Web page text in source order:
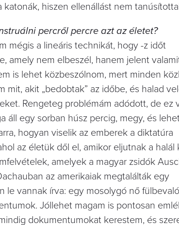
hiszen ellenállást nem
percről percre azt az életet?
mégis a lineáris technikát, hogy -z időt
amely nem elbeszél, hanem jelent
is lehet közbeszólnom, mert minden
mit, akit „bedobtak” az időbe, és halad
Rengeteg problémám adódott, de ez
áll egy sorban húsz percig, megy, és
hogyan viselik az emberek a diktatúra
az életük dől el, amikor eljutnak a halál
amelyek a magyar zsidók
az amerikaiak megtalálták egy
le vannak írva: egy mosolygó nő
Jóllehet magam is pontosan
dokumentumokat kerestem, és